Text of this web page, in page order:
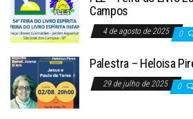
Campos
4 de agosto de 2025 0
Palestra – Heloisa
29 de julho de 2025 0